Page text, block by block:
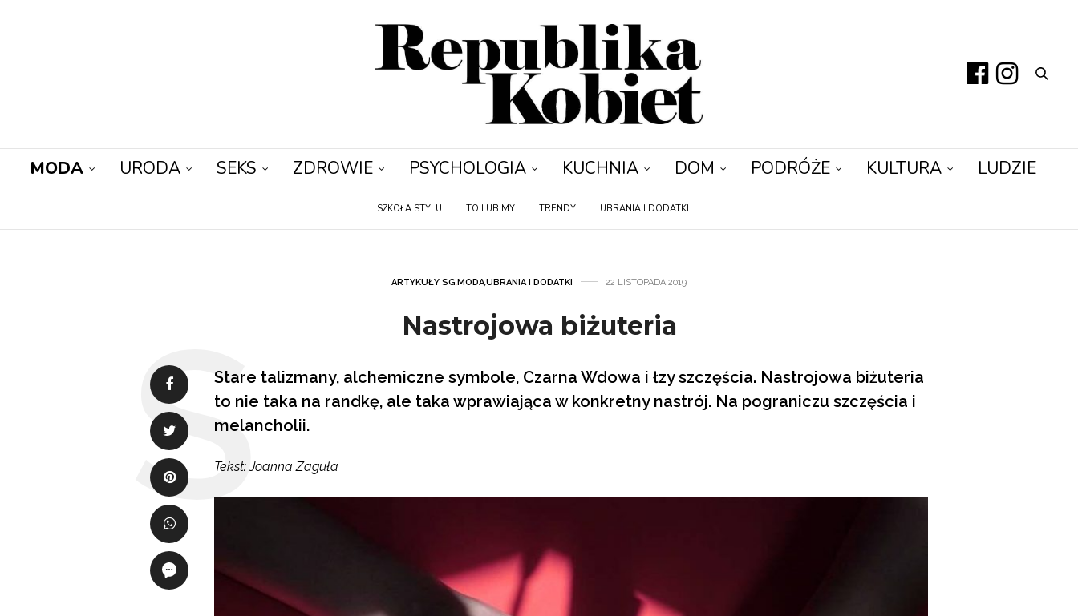
MODA URODA SEKS ZDROWIE PSYCHOLOGIA KUCHNIA DOM PODRÓŻE KULTURA LUDZIE
SZKOŁA STYLU TO LUBIMY TRENDY UBRANIA I DODATKI
ARTYKUŁY SG,MODA,UBRANIA I DODATKI 22 LISTOPADA 2019
Nastrojowa biżuteria
Stare talizmany, alchemiczne symbole, Czarna Wdowa i łzy szczęścia. Nastrojowa biżuteria
to nie taka na randkę, ale taka wprawiająca w konkretny nastrój. Na pograniczu szczęścia i
melancholii.
Tekst: Joanna Zaguła